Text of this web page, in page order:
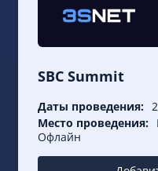
SBC Summit
Даты проведения:
Место проведения:
Офлайн